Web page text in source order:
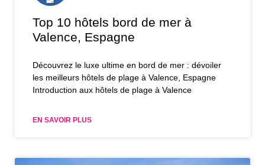
Top 10 hôtels bord de mer à
Valence, Espagne
Découvrez le luxe ultime en bord de mer : dévoiler
les meilleurs hôtels de plage à Valence, Espagne
Introduction aux hôtels de plage à Valence
EN SAVOIR PLUS